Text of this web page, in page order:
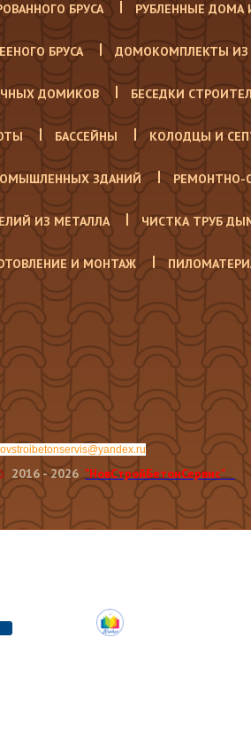
БРУСА РУБЛЕННЫЕ ДОМА
БРУСА ДОМОКОМПЛЕКТЫ ИЗ
ДОМИКОВ БЕСЕДКИ
БАССЕЙНЫ КОЛОДЦЫ И
ЗДАНИЙ РЕМОНТНО-
ИЗ МЕТАЛЛА ЧИСТКА ТРУБ
И МОНТАЖ
2016 - 2026"НовCтройБетонСервис"